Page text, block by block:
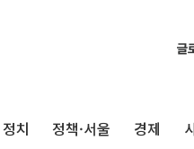
정치 정책·서울 경제